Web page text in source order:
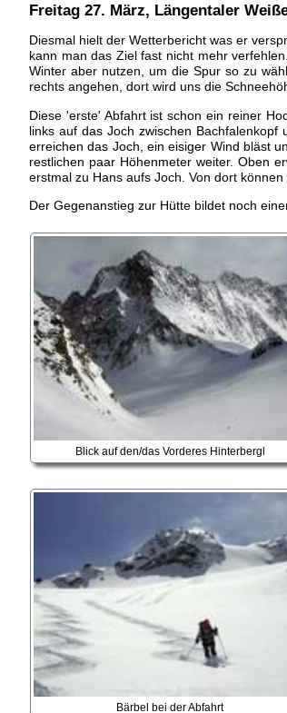
Freitag 27. März, Längentaler
Diesmal hielt der Wetterbericht was er
kann man das Ziel fast nicht mehr
Winter aber nutzen, um die Spur so zu
rechts angehen, dort wird uns die
Diese 'erste' Abfahrt ist schon ein reiner
links auf das Joch zwischen
erreichen das Joch, ein eisiger Wind bläst
restlichen paar Höhenmeter weiter. Oben
erstmal zu Hans aufs Joch. Von dort
Der Gegenanstieg zur Hütte bildet noch
Blick auf den/das Vorderes Hinterbergl
Bärbel bei der Abfahrt